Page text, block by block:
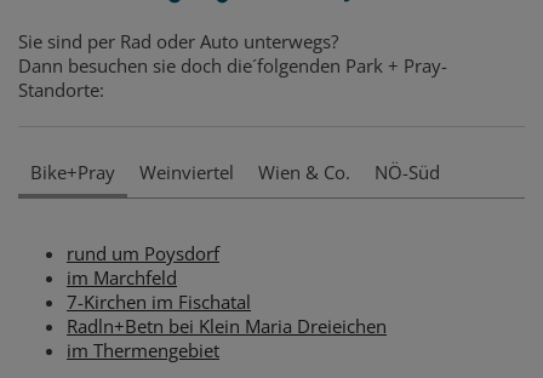
Sie sind per Rad oder Auto unterwegs?
Dann besuchen sie doch die´folgenden Park + Pray-
Standorte:
Bike+Pray Weinviertel Wien & Co. NÖ-Süd
rund um Poysdorf
im Marchfeld
7-Kirchen im Fischatal
Radln+Betn bei Klein Maria Dreieichen
im Thermengebiet